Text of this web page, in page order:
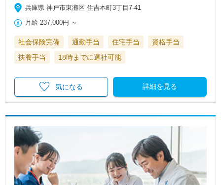
兵庫県 神戸市東灘区 住吉本町3丁目7-41
月給 237,000円 ～
社会保険完備 通勤手当 住宅手当
資格手当
扶養手当
18時までに退社可能
詳細を見る
気になる